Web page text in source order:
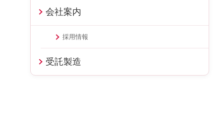
会社案内
採用情報
受託製造